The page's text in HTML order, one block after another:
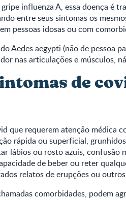
influenza A, essa doença é
entre seus sintomas os
pessoas idosas ou com
Aedes aegypti (não de pessoa
nas articulações e músculos,
de
que requerem atenção médica
rápida ou superficial,
lábios ou rosto azuis, confusão
de beber ou reter
relatos de erupções ou
comorbidades, podem